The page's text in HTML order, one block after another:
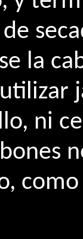
la
ni